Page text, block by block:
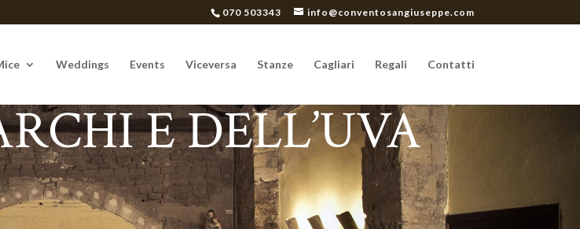
070 503343 info@conventosangiuseppe.com
Weddings Events Viceversa Stanze Cagliari Regali Contatti
E DELL’UVA